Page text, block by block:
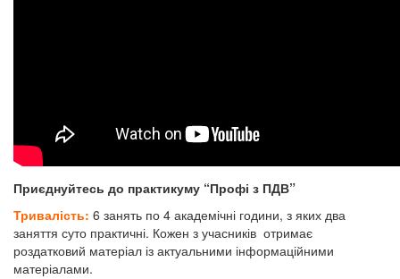
Приєднуйтесь до практикуму “Профі з ПДВ”
Тривалість: 6 занять по 4 академічні години, з яких два
заняття суто практичні. Кожен з учасників отримає
роздатковий матеріал із актуальними інформаційними
матеріалами.